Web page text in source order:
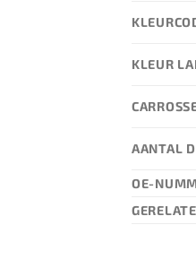
KLEUR
AANTAL
OE-